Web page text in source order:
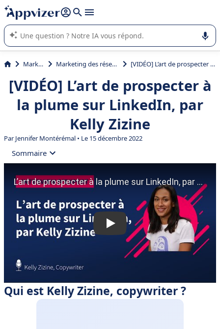
répondre (plusieurs lignes avec
L'IA de Appvizer vous guide dans l'utilisation ou la sélection de
logiciel SaaS en entreprise.
Marketing Marketing des réseaux sociaux [VIDÉO] L’art de prospecter à la plume sur LinkedIn, par Kelly Zizine
[VIDÉO] L’art de prospecter à
la plume sur LinkedIn, par
Kelly Zizine
ParJennifer Montérémal • Le 15 décembre 2022
Sommaire
• Qui est Kelly Zizine, copywriter ?
• 🎙 Interview avec une maestra de la plume
Qui est Kelly Zizine, copywriter ?